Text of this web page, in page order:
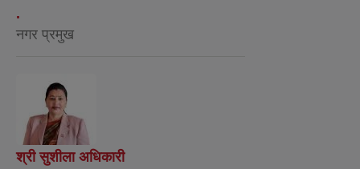
.
नगर प्रमुख
श्री सुशीला अधिकारी